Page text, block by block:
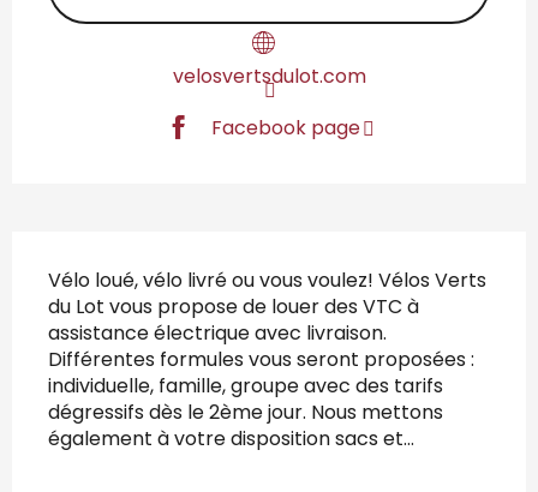
velosvertsdulot.com
Facebook page
Vélo loué, vélo livré ou vous voulez! Vélos Verts
du Lot vous propose de louer des VTC à
assistance électrique avec livraison.
Différentes formules vous seront proposées :
individuelle, famille, groupe avec des tarifs
dégressifs dès le 2ème jour. Nous mettons
également à votre disposition sacs et...